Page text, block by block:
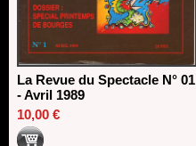
La Revue du Spectacle N° 01
- Avril 1989
10,00 €